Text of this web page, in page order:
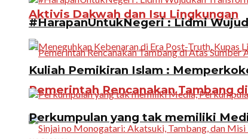
Aktivis Dakwah dan Isu Lingkungan
Pemerintah Rencanakan Tambang
#HarapanUntukNegeri : Lidmi
Kuliah Pemikiran Islam :
Perkumpulan yang tak memiliki